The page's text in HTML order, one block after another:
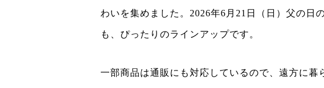
わいを集めました。2026年6月21日（日）父の日
も、ぴったりのラインアップです。
一部商品は通販にも対応しているので、遠方に暮